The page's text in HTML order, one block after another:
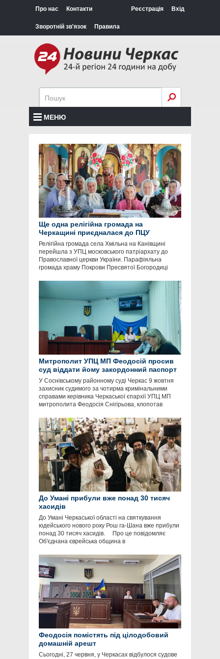
Про нас Контакти
Зворотній зв'язок Правила
Реєстрація Вхід
МЕНЮ
Ще одна релігійна громада на
Черкащині приєдналася до ПЦУ
Релігійна громада села Хмільна на Канівщині
перейшла з УПЦ московського патріархату до
Православної церкви України. Парафіяльна
громада храму Покрови Пресвятої Богородиці
Митрополит УПЦ МП Феодосій просив
суд віддати йому закордонний паспорт
У Соснівському районному суді Черкас 9 жовтня
захисник судимого за чотирма кримінальними
справами керівника Черкаської єпархії УПЦ МП
митрополита Феодосія Снігірьова, клопотав
До Умані прибули вже понад 30 тисяч
хасидів
До Умані Черкаської області на святкування
юдейського нового року Рош га-Шана вже прибули
понад 30 тисяч хасидів. Про це повідомляє
Об'єднана єврейська община в
Феодосія помістять під цілодобовий
домашній арешт
Сьогодні, 27 червня, у Черкасах відбулося судове